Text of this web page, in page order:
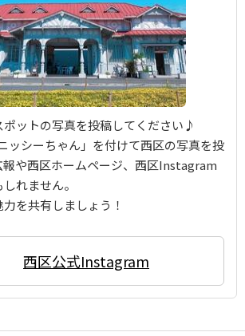
ットの写真を投稿してください♪
ッシーちゃん」を付けて西区の写真を投
報や西区ホームページ、西区Instagram
れません。
を共有しましょう！
西区公式Instagram